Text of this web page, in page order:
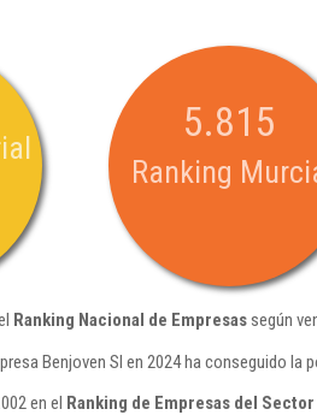
5.815
Ranking
Ranking Nacional de Empresassegún
Benjoven Sl en 2024 ha conseguido
en el Ranking de Empresas del